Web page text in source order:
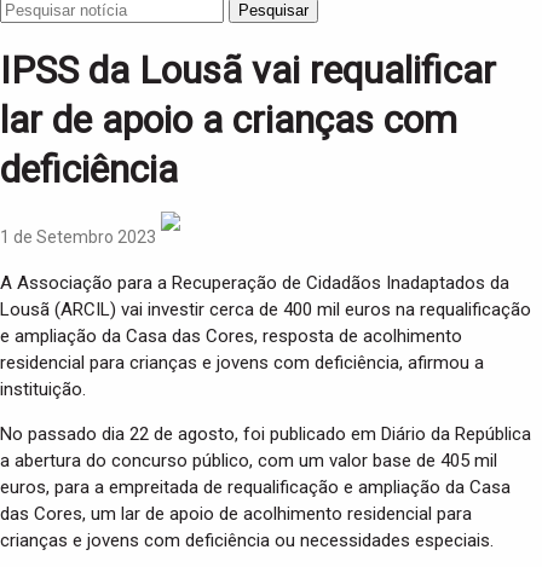
Pesquisar
IPSS da Lousã vai requalificar
lar de apoio a crianças com
deficiência
1 de Setembro 2023
A Associação para a Recuperação de Cidadãos Inadaptados da
Lousã (ARCIL) vai investir cerca de 400 mil euros na requalificação
e ampliação da Casa das Cores, resposta de acolhimento
residencial para crianças e jovens com deficiência, afirmou a
instituição.
No passado dia 22 de agosto, foi publicado em Diário da República
a abertura do concurso público, com um valor base de 405 mil
euros, para a empreitada de requalificação e ampliação da Casa
das Cores, um lar de apoio de acolhimento residencial para
crianças e jovens com deficiência ou necessidades especiais.